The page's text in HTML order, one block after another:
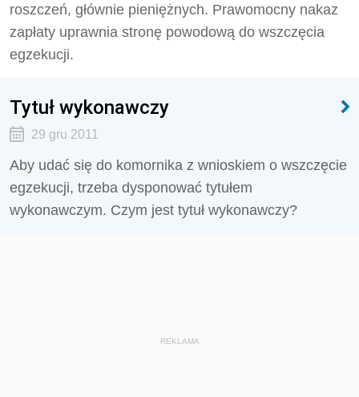
roszczeń, głównie pieniężnych. Prawomocny nakaz
zapłaty uprawnia stronę powodową do wszczęcia
egzekucji.
Tytuł wykonawczy
29 gru 2011
Aby udać się do komornika z wnioskiem o wszczęcie
egzekucji, trzeba dysponować tytułem
wykonawczym. Czym jest tytuł wykonawczy?
REKLAMA